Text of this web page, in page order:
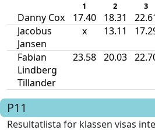
1 2 3
Danny Cox 17.40 18.31
Jacobus
Jansen
x 13.11
Fabian
Lindberg
Tillander
23.58 20.03
P11
Resultatlista för klassen visas